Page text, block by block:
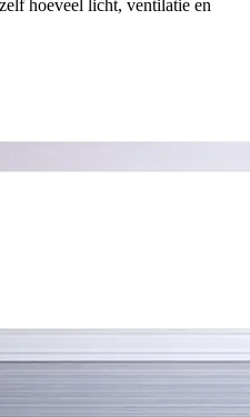
hoeveel licht, ventilatie en